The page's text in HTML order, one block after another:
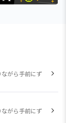
がら手前にず
がら手前にず